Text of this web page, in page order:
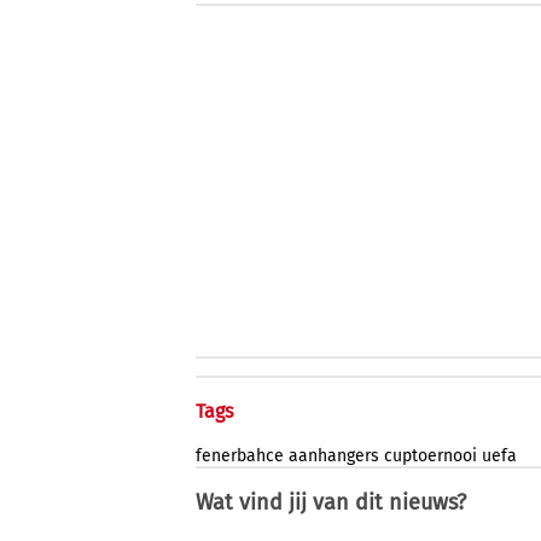
Tags
fenerbahce aanhangers cuptoernooi uefa
Wat vind jij van dit nieuws?